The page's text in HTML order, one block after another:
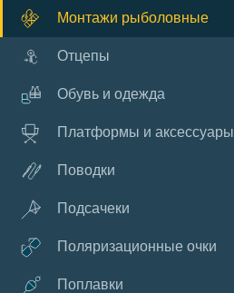
Монтажи рыболовные
Отцепы
Обувь и одежда
Платформы и аксессуары
Поводки
Подсачеки
Поляризационные очки
Поплавки